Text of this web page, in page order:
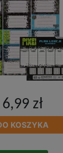
6,99 zł
KOSZYKA